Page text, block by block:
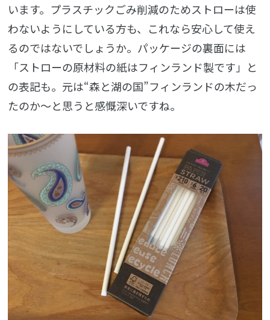
います。プラスチックごみ削減のためストローは使
わないようにしている方も、これなら安心して使え
るのではないでしょうか。パッケージの裏面には
「ストローの原材料の紙はフィンランド製です」と
の表記も。元は“森と湖の国”フィンランドの木だっ
たのか～と思うと感慨深いですね。